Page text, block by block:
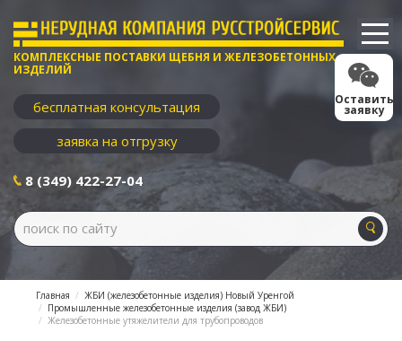
Оставить
заявку
КОМПЛЕКСНЫЕ ПОСТАВКИ ЩЕБНЯ И ЖЕЛЕЗОБЕТОННЫХ
ИЗДЕЛИЙ
бесплатная консультация
заявка на отгрузку
8 (349) 422-27-04
Главная
ЖБИ (железобетонные изделия) Новый Уренгой
Промышленные железобетонные изделия (завод ЖБИ)
Железобетонные утяжелители для трубопроводов